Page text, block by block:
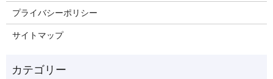
プライバシーポリシー
サイトマップ